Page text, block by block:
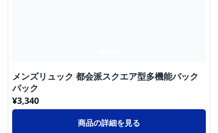
メンズリュック 都会派スクエア型多機能バック
パック
¥3,340
商品の詳細を見る